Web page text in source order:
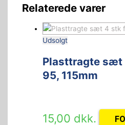
Relaterede varer
Udsolgt
Plasttragte sæt
95, 115mm
15,00 dkk.